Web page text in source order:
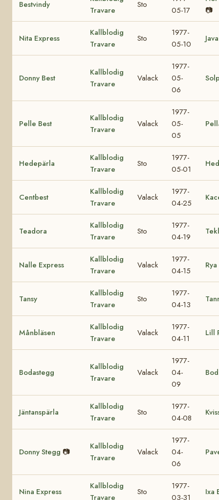
Bestvindy
Travare
Sto
05-17
📷
Nita Express
Kallblodig
Travare
Sto
1977-
05-10
Donny Best
Kallblodig
Travare
Valack
1977-
05-
06
Pelle Best
Kallblodig
Travare
Valack
1977-
05-
05
Hedepärla
Kallblodig
Travare
Sto
1977-
05-01
Centbest
Kallblodig
Travare
Valack
1977-
04-25
Teadora
Kallblodig
Travare
Sto
1977-
04-19
Nalle Express
Kallblodig
Travare
Valack
1977-
04-15
Tansy
Kallblodig
Travare
Sto
1977-
04-13
Månbläsen
Kallblodig
Travare
Valack
1977-
04-11
Lill
Bodastegg
Kallblodig
Travare
Valack
1977-
04-
09
Jäntanspärla
Kallblodig
Travare
Sto
1977-
04-08
Donny Stegg 📷
Kallblodig
Travare
Valack
1977-
04-
06
Nina Express
Kallblodig
Travare
Sto
1977-
03-31
Ixa